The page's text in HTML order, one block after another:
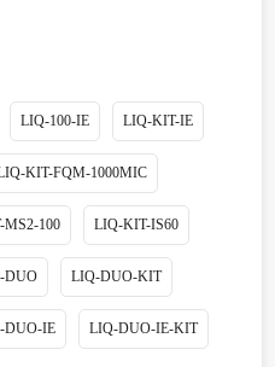
LIQ-100-IE LIQ-KIT-IE
KIT-FQM-1000MIC
100 LIQ-KIT-IS60
DUO LIQ-DUO-KIT
DUO-IE LIQ-DUO-IE-KIT